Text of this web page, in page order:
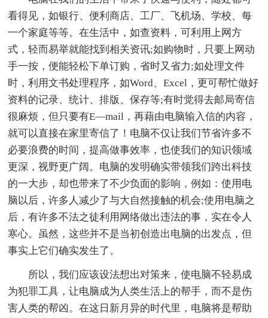
看得见，如银行、便利商店、工厂、飞机场、学校、每
一个家庭等等。在生活中，如查资料，可利用上网方
式，轻而易举就能找到相关资讯;如购物时，只要上网动
手一按，便能轻松下单订购，省时又省力;如处理文件
时，利用文书处理程序，如Word、Excel，更可帮忙做好
资料的记录、统计、排版、保存等;有时觉得去邮局寄信
很麻烦，但只要有E—mail，再藉由电脑输入信的内容，
就可以直接在家里寄信了！电脑不仅让我们节省许多不
必要浪费的时间，提高做事效率，也使我们的知识领域
更深，视野更广阔。电脑的发明确实带领我们跨出科技
的一大步，却也带来了不少负面的影响，例如：使用电
脑以后，许多人减少了与大自然接触的机会;使用电脑之
后，有许多不法之徒利用网络做出违法的事，实在令人
寒心。虽然，这些并不是当初创造出电脑的出发点，但
事实上它们确实发生了。
所以，我们应该设法想出对策来，使电脑不轻易成
为犯罪工具，让电脑成为人类生活上的帮手，而不是伤
害人类的帮凶。在这日新月异的时代里，电脑将是帮助